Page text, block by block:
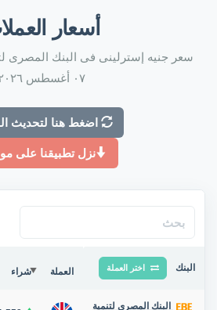
أسعار
سعر جنيه إسترلينى فى البنك المصرى
٠٧ أغسطس ٢٠٢٦
اضغط هنا لتحديث
نزل تطبيقنا على
البنك اختر العملة العملة شراء
البنك المصرى لتنمية